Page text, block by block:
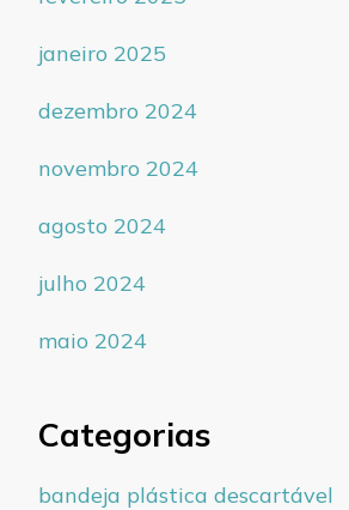
janeiro 2025
dezembro 2024
novembro 2024
agosto 2024
julho 2024
maio 2024
Categorias
bandeja plástica descartável